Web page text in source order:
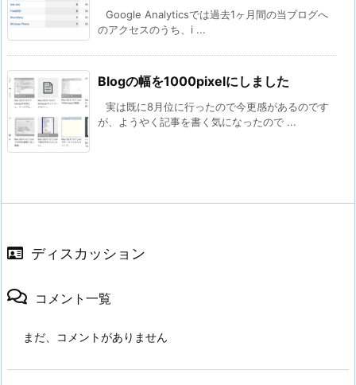
Google Analyticsでは過去1ヶ月間の当ブログへ
のアクセスのうち、i ...
Blogの幅を1000pixelにしました
実は既に8月位に行ったので今更感があるのです
が、ようやく記事を書く気になったので ...
ディスカッション
コメント一覧
まだ、コメントがありません